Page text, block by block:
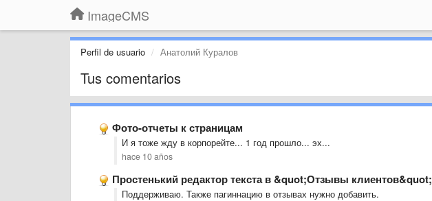
ImageCMS
Perfil de usuario Анатолий Куралов
Tus comentarios
Фото-отчеты к страницам
И я тоже жду в корпорейте... 1 год прошло... эх...
hace 10 años
Простенький редактор текста в &quot;Отзывы клиентов&quot;
Поддерживаю. Также пагиннацию в отзывах нужно добавить.